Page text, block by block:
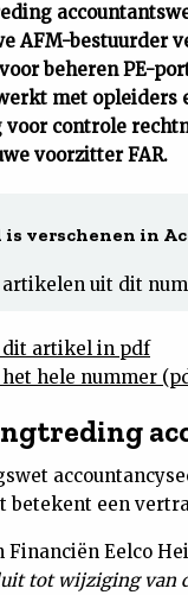
AFM-bestuurder
beheren PE-
met
controle
voorzitter FAR.
verschenen in
uit dit
dit artikel in pdf
hele nummer
betekent een
Eelco
tot wijziging van